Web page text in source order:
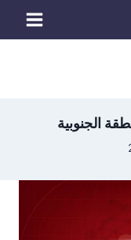
الجنوبية